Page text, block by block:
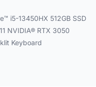
i5-13450HX 512GB SSD
NVIDIA® RTX 3050
Keyboard